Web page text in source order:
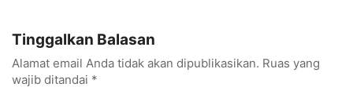
Tinggalkan Balasan
Alamat email Anda tidak akan dipublikasikan. Ruas yang
wajib ditandai *